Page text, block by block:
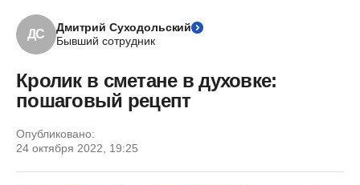
ДС
Дмитрий Суходольский
Бывший сотрудник
Кролик в сметане в духовке:
пошаговый рецепт
Опубликовано:
24 октября 2022, 19:25